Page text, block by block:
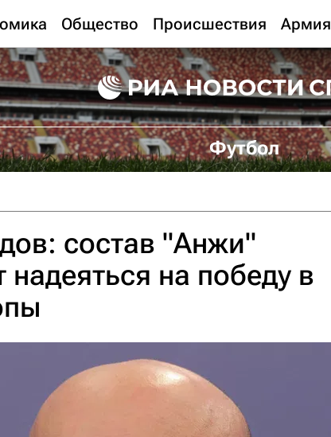
Общество Происшествия Армия
Футбол
cостав "Анжи"
надеяться на победу в